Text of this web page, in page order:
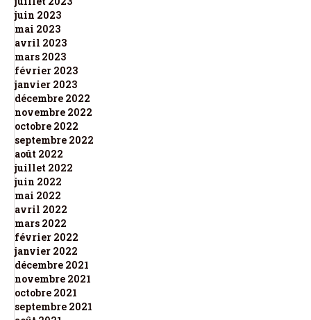
juin 2023
mai 2023
avril 2023
mars 2023
février 2023
janvier 2023
décembre 2022
novembre 2022
octobre 2022
septembre 2022
août 2022
juillet 2022
juin 2022
mai 2022
avril 2022
mars 2022
février 2022
janvier 2022
décembre 2021
novembre 2021
octobre 2021
septembre 2021